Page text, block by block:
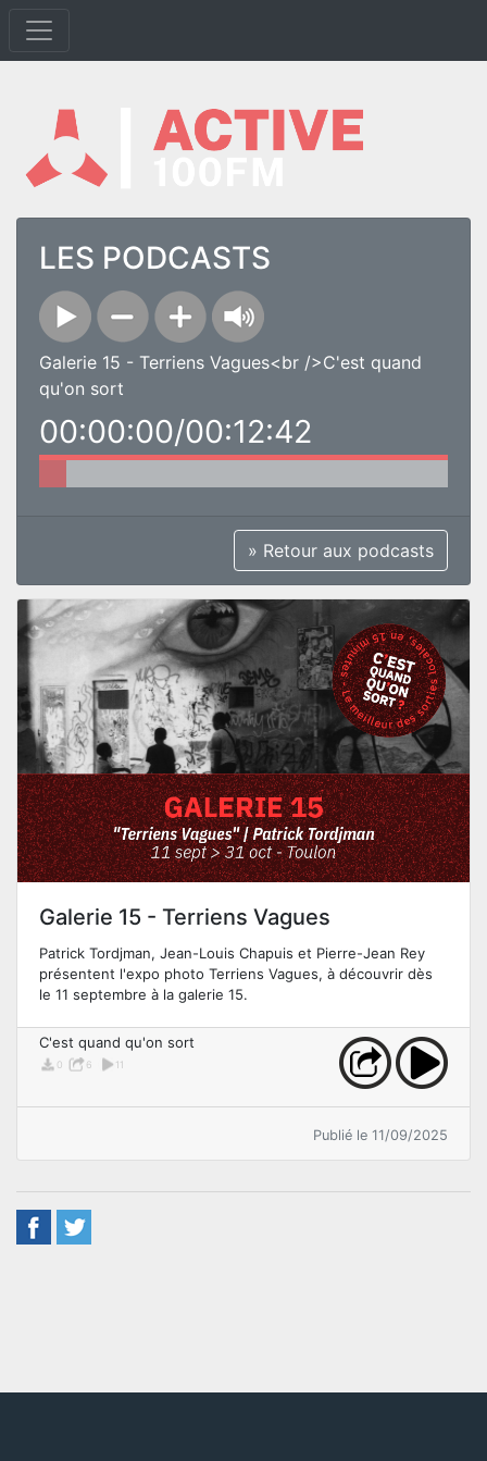
LES PODCASTS
Galerie 15 - Terriens Vagues<br />C'est quand
qu'on sort
00:00:00/00:12:42
» Retour aux podcasts
Galerie 15 - Terriens Vagues
Patrick Tordjman, Jean-Louis Chapuis et Pierre-Jean Rey
présentent l'expo photo Terriens Vagues, à découvrir dès
le 11 septembre à la galerie 15.
C'est quand qu'on sort
0 6 11
Publié le 11/09/2025